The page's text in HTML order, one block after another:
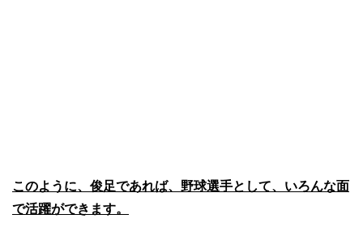
このように、俊足であれば、野球選手として、いろんな面
で活躍ができます。